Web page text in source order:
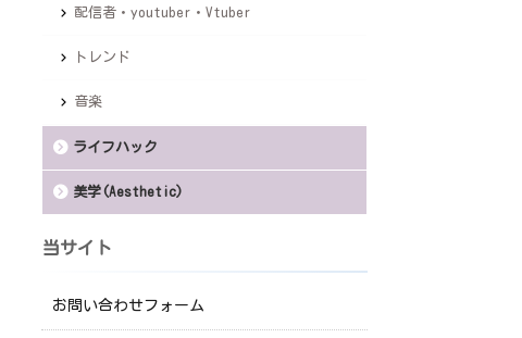
配信者・youtuber・Vtuber
トレンド
音楽
ライフハック
美学(Aesthetic)
当サイト
お問い合わせフォーム